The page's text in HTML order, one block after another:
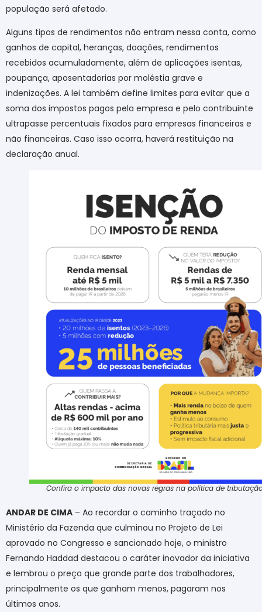
população será afetado.
Alguns tipos de rendimentos não entram nessa conta, como
ganhos de capital, heranças, doações, rendimentos
recebidos acumuladamente, além de aplicações isentas,
poupança, aposentadorias por moléstia grave e
indenizações. A lei também define limites para evitar que a
soma dos impostos pagos pela empresa e pelo contribuinte
ultrapasse percentuais fixados para empresas financeiras e
não financeiras. Caso isso ocorra, haverá restituição na
declaração anual.
Confira o impacto das novas regras na política de
ANDAR DE CIMA – Ao recordar o caminho traçado no
Ministério da Fazenda que culminou no Projeto de Lei
aprovado no Congresso e sancionado hoje, o ministro
Fernando Haddad destacou o caráter inovador da iniciativa
e lembrou o preço que grande parte dos trabalhadores,
principalmente os que ganham menos, pagaram nos
últimos anos.